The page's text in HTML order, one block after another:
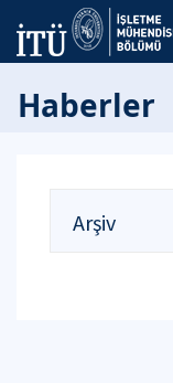
Haberler
Arşiv